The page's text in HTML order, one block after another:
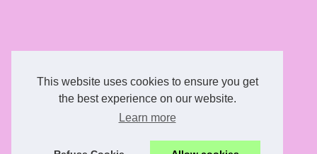
This website uses cookies to ensure you get
the best experience on our website.
Learn more